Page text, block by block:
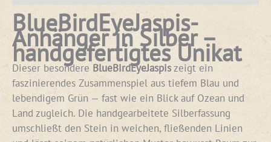
BlueBirdEyeJaspis-
Anhänger in Silber –
handgefertigtes Unikat
Dieser besondere BlueBirdEyeJaspiszeigt ein
faszinierendes Zusammenspiel aus tiefem Blau und
lebendigem Grün — fast wie ein Blick auf Ozean und
Land zugleich. Die handgearbeitete Silberfassung
umschließt den Stein in weichen, fließenden Linien